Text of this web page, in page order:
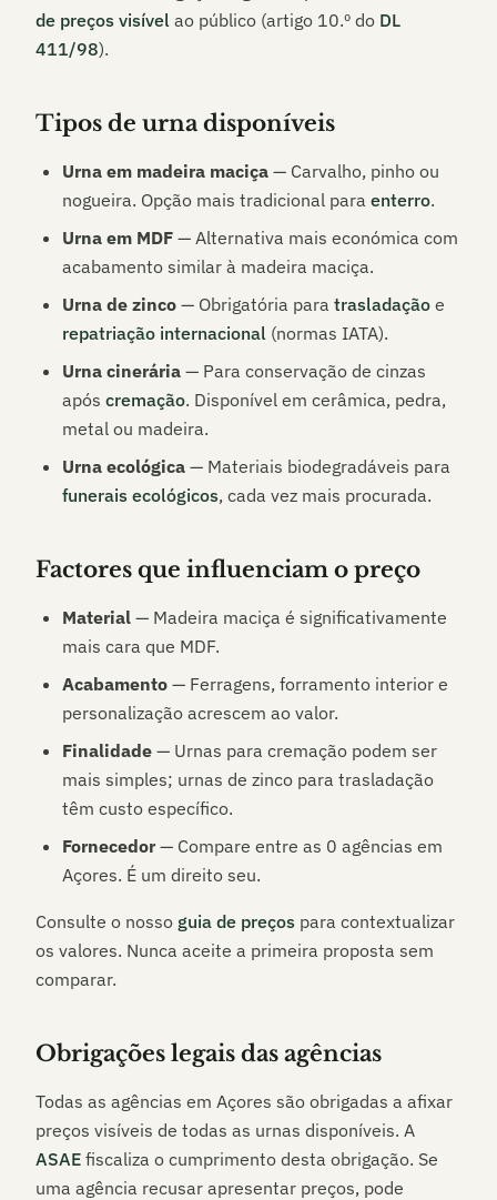
de preços visível ao público (artigo 10.º do DL
411/98).
Tipos de urna disponíveis
Urna em madeira maciça — Carvalho, pinho ou
nogueira. Opção mais tradicional para enterro.
Urna em MDF — Alternativa mais económica com
acabamento similar à madeira maciça.
Urna de zinco — Obrigatória para trasladação e
repatriação internacional (normas IATA).
Urna cinerária — Para conservação de cinzas
após cremação. Disponível em cerâmica, pedra,
metal ou madeira.
Urna ecológica — Materiais biodegradáveis para
funerais ecológicos, cada vez mais procurada.
Factores que influenciam o preço
Material — Madeira maciça é significativamente
mais cara que MDF.
Acabamento — Ferragens, forramento interior e
personalização acrescem ao valor.
Finalidade — Urnas para cremação podem ser
mais simples; urnas de zinco para trasladação
têm custo específico.
Fornecedor — Compare entre as 0 agências em
Açores. É um direito seu.
Consulte o nosso guia de preços para contextualizar
os valores. Nunca aceite a primeira proposta sem
comparar.
Obrigações legais das agências
Todas as agências em Açores são obrigadas a afixar
preços visíveis de todas as urnas disponíveis. A
ASAE fiscaliza o cumprimento desta obrigação. Se
uma agência recusar apresentar preços, pode